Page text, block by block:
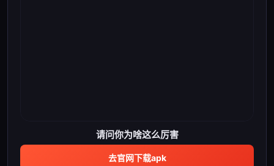
请问你为啥这么厉害
去官网下载apk